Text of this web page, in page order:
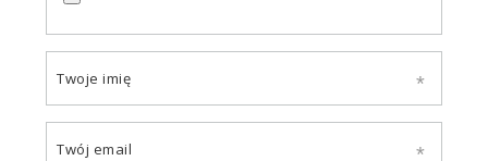
Twoje imię
Twój email